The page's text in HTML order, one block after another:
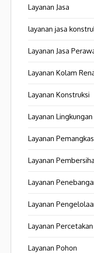
Layanan Jasa
layanan jasa
Layanan Jasa
Layanan Kolam
Layanan Konstruksi
Layanan Lingkungan
Layanan
Layanan
Layanan
Layanan
Layanan Percetakan
Layanan Pohon